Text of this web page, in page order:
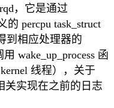
，它是通过
的 percpu task_struct
到相应处理器的
wake_up_process 函
线程），关于
关实现在之前的日志